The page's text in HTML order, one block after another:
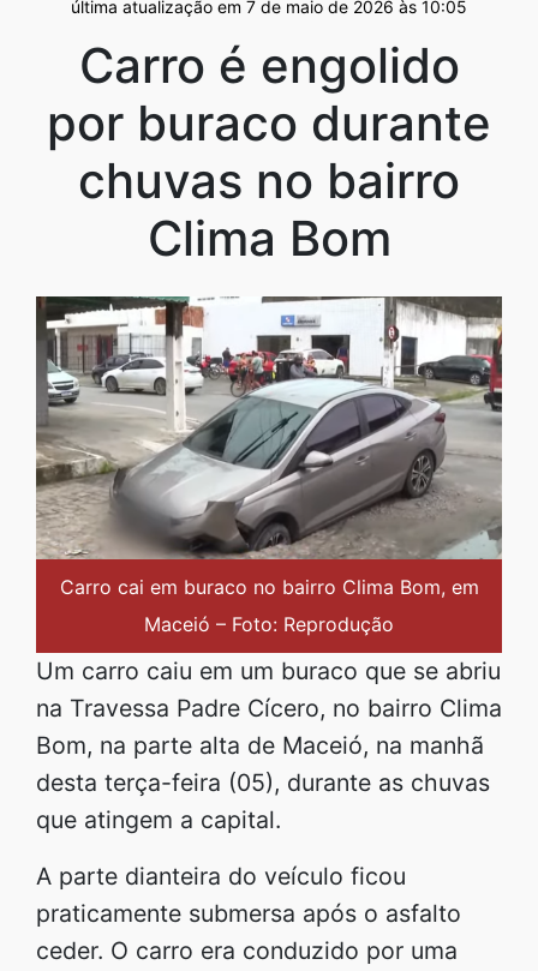
última atualização em 7 de maio de 2026 às 10:05
Carro é engolido
por buraco durante
chuvas no bairro
Clima Bom
Carro cai em buraco no bairro Clima Bom, em
Maceió – Foto: Reprodução
Um carro caiu em um buraco que se abriu
na Travessa Padre Cícero, no bairro Clima
Bom, na parte alta de Maceió, na manhã
desta terça-feira (05), durante as chuvas
que atingem a capital.
A parte dianteira do veículo ficou
praticamente submersa após o asfalto
ceder. O carro era conduzido por uma